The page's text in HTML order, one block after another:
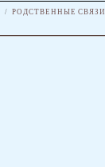
/ РОДСТВЕННЫЕ СВЯЗИ